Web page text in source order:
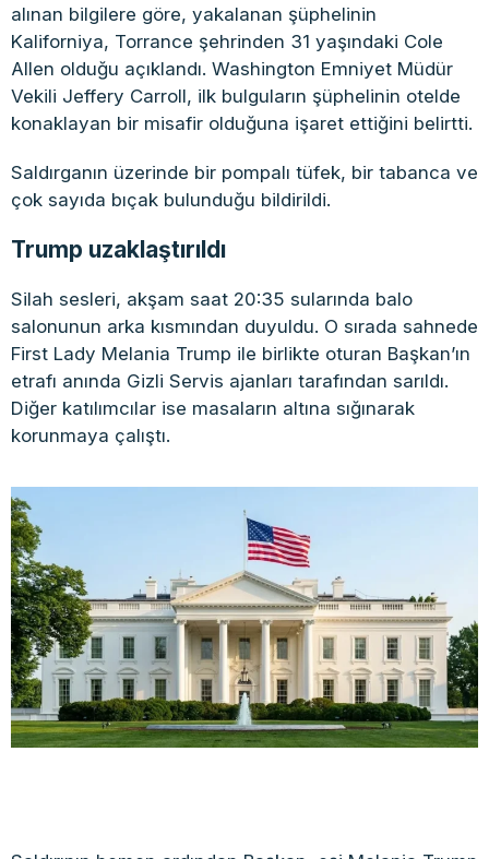
alınan bilgilere göre, yakalanan şüphelinin
Kaliforniya, Torrance şehrinden 31 yaşındaki Cole
Allen olduğu açıklandı. Washington Emniyet Müdür
Vekili Jeffery Carroll, ilk bulguların şüphelinin otelde
konaklayan bir misafir olduğuna işaret ettiğini belirtti.
Saldırganın üzerinde bir pompalı tüfek, bir tabanca ve
çok sayıda bıçak bulunduğu bildirildi.
Trump uzaklaştırıldı
Silah sesleri, akşam saat 20:35 sularında balo
salonunun arka kısmından duyuldu. O sırada sahnede
First Lady Melania Trump ile birlikte oturan Başkan’ın
etrafı anında Gizli Servis ajanları tarafından sarıldı.
Diğer katılımcılar ise masaların altına sığınarak
korunmaya çalıştı.